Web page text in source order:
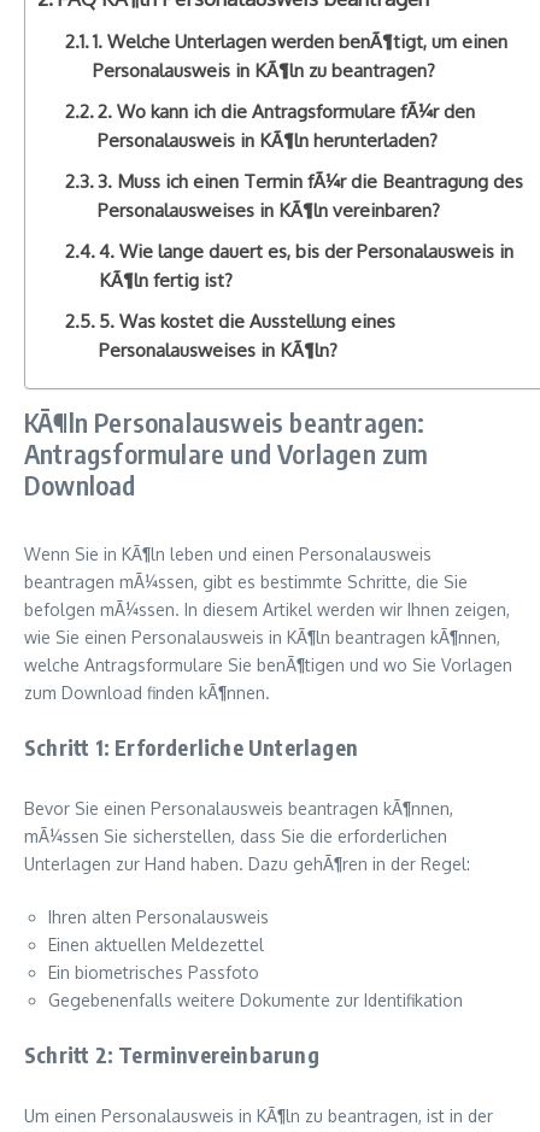
1. Welche Unterlagen werden benÃ¶tigt, um einen
Personalausweis in KÃ¶ln zu beantragen?
2. Wo kann ich die Antragsformulare fÃ¼r den
Personalausweis in KÃ¶ln herunterladen?
3. Muss ich einen Termin fÃ¼r die Beantragung des
Personalausweises in KÃ¶ln vereinbaren?
4. Wie lange dauert es, bis der Personalausweis in
KÃ¶ln fertig ist?
5. Was kostet die Ausstellung eines
Personalausweises in KÃ¶ln?
KÃ¶ln Personalausweis beantragen:
Antragsformulare und Vorlagen zum
Download
Wenn Sie in KÃ¶ln leben und einen Personalausweis
beantragen mÃ¼ssen, gibt es bestimmte Schritte, die Sie
befolgen mÃ¼ssen. In diesem Artikel werden wir Ihnen zeigen,
wie Sie einen Personalausweis in KÃ¶ln beantragen kÃ¶nnen,
welche Antragsformulare Sie benÃ¶tigen und wo Sie Vorlagen
zum Download finden kÃ¶nnen.
Schritt 1: Erforderliche Unterlagen
Bevor Sie einen Personalausweis beantragen kÃ¶nnen,
mÃ¼ssen Sie sicherstellen, dass Sie die erforderlichen
Unterlagen zur Hand haben. Dazu gehÃ¶ren in der Regel:
Ihren alten Personalausweis
Einen aktuellen Meldezettel
Ein biometrisches Passfoto
Gegebenenfalls weitere Dokumente zur Identifikation
Schritt 2: Terminvereinbarung
Um einen Personalausweis in KÃ¶ln zu beantragen, ist in der